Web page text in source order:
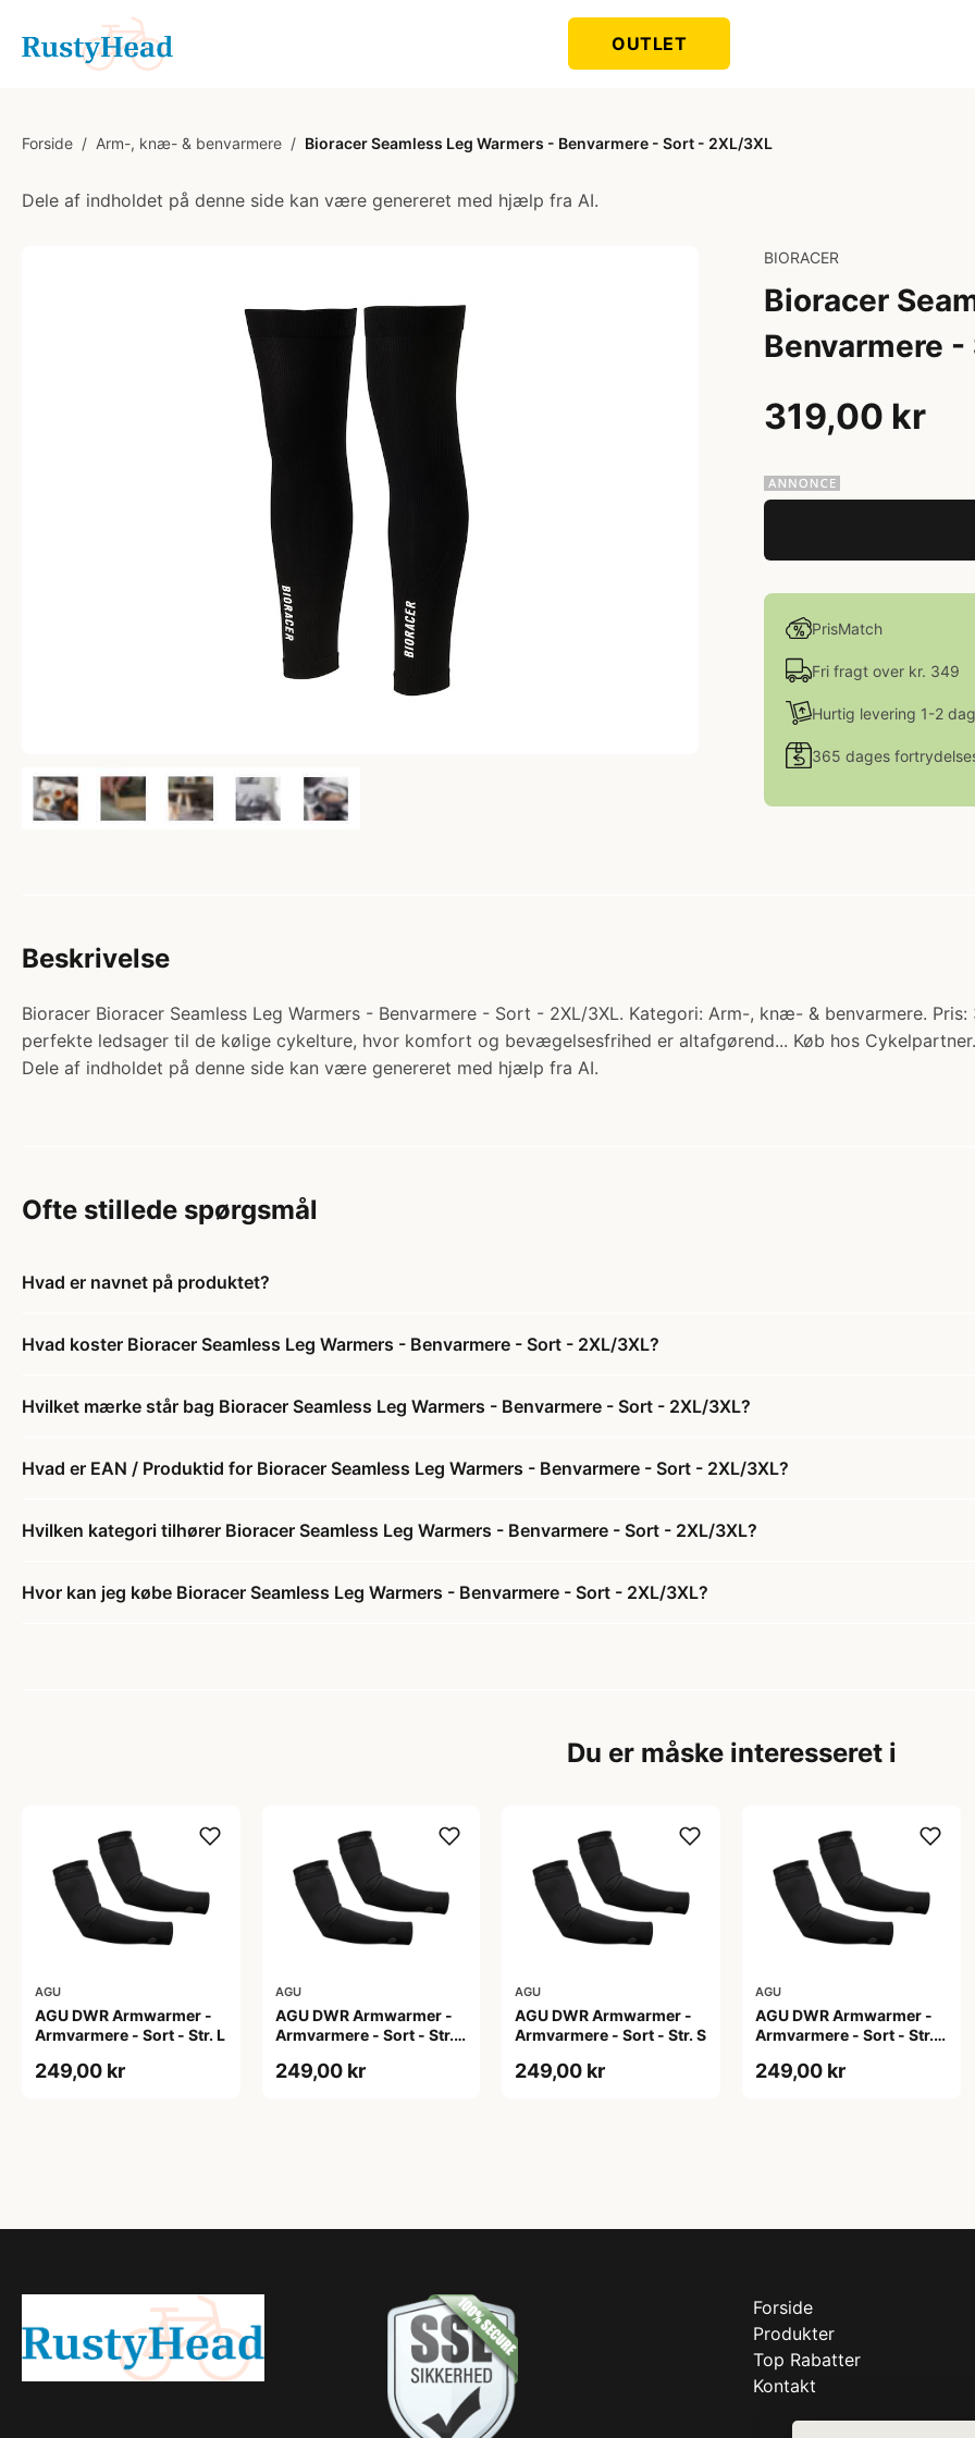
OUTLET
Forside / Arm-, knæ- & benvarmere / Bioracer Seamless Leg Warmers - Benvarmere - Sort - 2XL/3XL
Dele af indholdet på denne side kan være genereret med hjælp fra AI.
BIORACER
Bioracer
Benvarmere
319,00 kr
PrisMatch
Fri fragt over kr. 349
Hurtig levering 1-2
365 dages
Beskrivelse
Bioracer Bioracer Seamless Leg Warmers - Benvarmere - Sort - 2XL/3XL. Kategori: Arm-, knæ- & benvarmere.
perfekte ledsager til de kølige cykelture, hvor komfort og bevægelsesfrihed er altafgørend... Køb hos Cykelpartner.
Dele af indholdet på denne side kan være genereret med hjælp fra AI.
Ofte stillede spørgsmål
Hvad er navnet på produktet?
Hvad koster Bioracer Seamless Leg Warmers - Benvarmere - Sort - 2XL/3XL?
Hvilket mærke står bag Bioracer Seamless Leg Warmers - Benvarmere - Sort - 2XL/3XL?
Hvad er EAN / Produktid for Bioracer Seamless Leg Warmers - Benvarmere - Sort - 2XL/3XL?
Hvilken kategori tilhører Bioracer Seamless Leg Warmers - Benvarmere - Sort - 2XL/3XL?
Hvor kan jeg købe Bioracer Seamless Leg Warmers - Benvarmere - Sort - 2XL/3XL?
Du er måske interesseret i
AGU
AGU DWR Armwarmer -
Armvarmere - Sort - Str. L
249,00 kr
AGU
AGU DWR Armwarmer -
Armvarmere - Sort - Str.
249,00 kr
AGU
AGU DWR Armwarmer -
Armvarmere - Sort - Str. S
249,00 kr
AGU
AGU DWR Armwarmer -
Armvarmere - Sort - Str.
249,00 kr
Forside
Produkter
Top Rabatter
Kontakt